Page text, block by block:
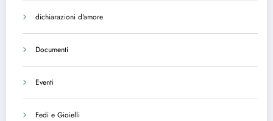
dichiarazioni d'amore
Documenti
Eventi
Fedi e Gioielli